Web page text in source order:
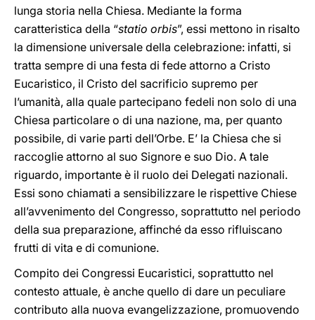
lunga storia nella Chiesa. Mediante la forma
caratteristica della “statio orbis”, essi mettono in risalto
la dimensione universale della celebrazione: infatti, si
tratta sempre di una festa di fede attorno a Cristo
Eucaristico, il Cristo del sacrificio supremo per
l’umanità, alla quale partecipano fedeli non solo di una
Chiesa particolare o di una nazione, ma, per quanto
possibile, di varie parti dell’Orbe. E’ la Chiesa che si
raccoglie attorno al suo Signore e suo Dio. A tale
riguardo, importante è il ruolo dei Delegati nazionali.
Essi sono chiamati a sensibilizzare le rispettive Chiese
all’avvenimento del Congresso, soprattutto nel periodo
della sua preparazione, affinché da esso rifluiscano
frutti di vita e di comunione.
Compito dei Congressi Eucaristici, soprattutto nel
contesto attuale, è anche quello di dare un peculiare
contributo alla nuova evangelizzazione, promuovendo